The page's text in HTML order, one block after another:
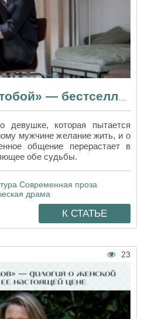
девушке, которая пытается
мужчине желание жить, и о
общение перерастает в
обе судьбы.
Современная проза
драма
К СТАТЬЕ
23